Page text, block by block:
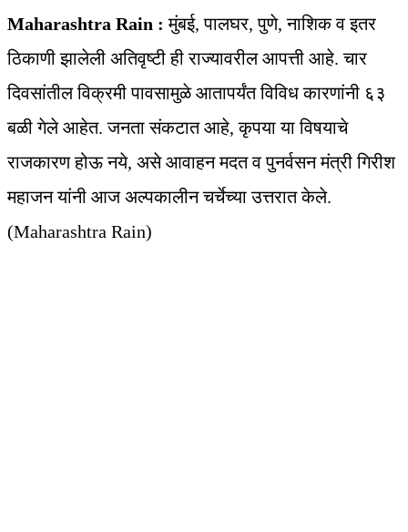
Maharashtra Rain : मुंबई, पालघर, पुणे, नाशिक व इतर
ठिकाणी झालेली अतिवृष्टी ही राज्यावरील आपत्ती आहे. चार
दिवसांतील विक्रमी पावसामुळे आतापर्यंत विविध कारणांनी ६३
बळी गेले आहेत‌. जनता संकटात आहे, कृपया या विषयाचे
राजकारण होऊ नये, असे आवाहन मदत व पुनर्वसन मंत्री गिरीश
महाजन यांनी आज अल्पकालीन चर्चेच्या उत्तरात केले.
(Maharashtra Rain)